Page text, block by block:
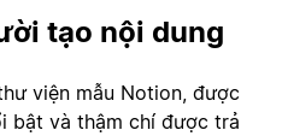
tạo nội dung
viện mẫu Notion, được
bật và thậm chí được trả